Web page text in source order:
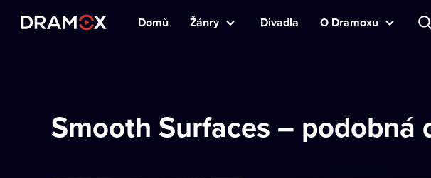
Domů Žánry Divadla O Dramoxu
Smooth Surfaces –